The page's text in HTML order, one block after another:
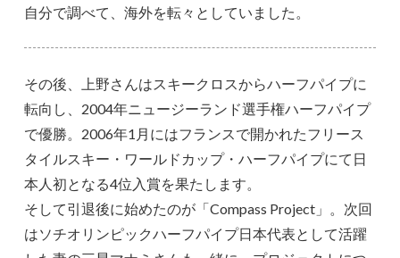
自分で調べて、海外を転々としていました。
その後、上野さんはスキークロスからハーフパイプに
転向し、2004年ニュージーランド選手権ハーフパイプ
で優勝。2006年1月にはフランスで開かれたフリース
タイルスキー・ワールドカップ・ハーフパイプにて日
本人初となる4位入賞を果たします。
そして引退後に始めたのが「Compass Project」。次回
はソチオリンピックハーフパイプ日本代表として活躍